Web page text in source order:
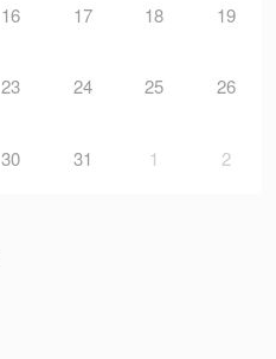
16 17 18 19
23 24 25 26
30 31 1 2